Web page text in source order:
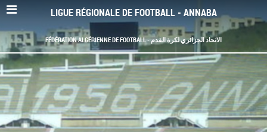
LIGUE RÉGIONALE DE FOOTBALL - ANNABA
FÉDÉRATION ALGÉRIENNE DE FOOTBALL - الاتحاد الجزائري لكرة القدم